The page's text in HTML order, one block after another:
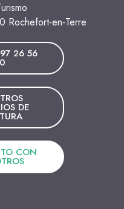
Rochefort-en-Terre
26 56
DE
CON